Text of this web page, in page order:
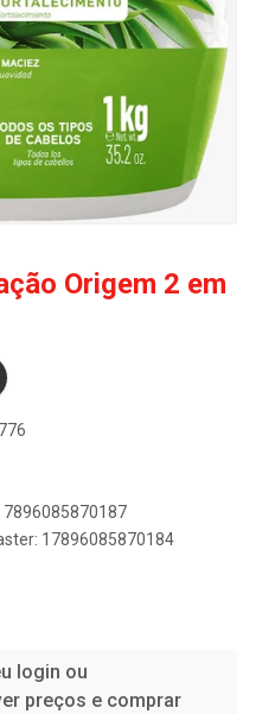
Origem 2 em
7896085870187
17896085870184
login ou
preços e comprar